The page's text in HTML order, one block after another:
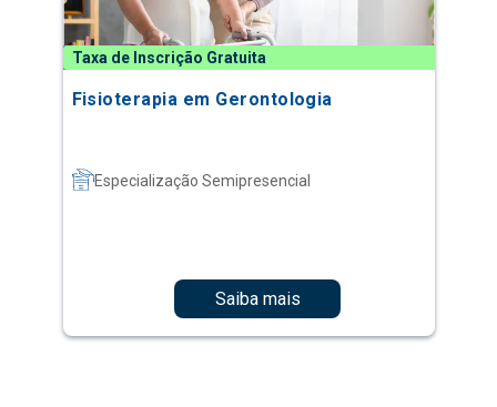
Taxa de Inscrição Gratuita
Fisioterapia em Gerontologia
Especialização Semipresencial
Saiba mais